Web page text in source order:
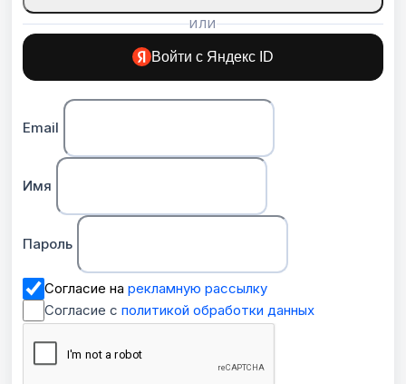
ИЛИ
Войти с Яндекс ID
Email
Имя
Пароль
Согласие на рекламную рассылку
Согласие с политикой обработки данных